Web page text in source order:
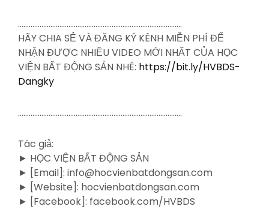
……………………………………………………………………………….
HÃY CHIA SẺ VÀ ĐĂNG KÝ KÊNH MIỄN PHÍ ĐỂ
NHẬN ĐƯỢC NHIỀU VIDEO MỚI NHẤT CỦA HỌC
VIỆN BẤT ĐỘNG SẢN NHÉ: https://bit.ly/HVBDS-
Dangky
……………………………………………………………………………….
Tác giả:
► HỌC VIỆN BẤT ĐỘNG SẢN
► [Email]: info@hocvienbatdongsan.com
► [Website]: hocvienbatdongsan.com
► [Facebook]: facebook.com/HVBDS